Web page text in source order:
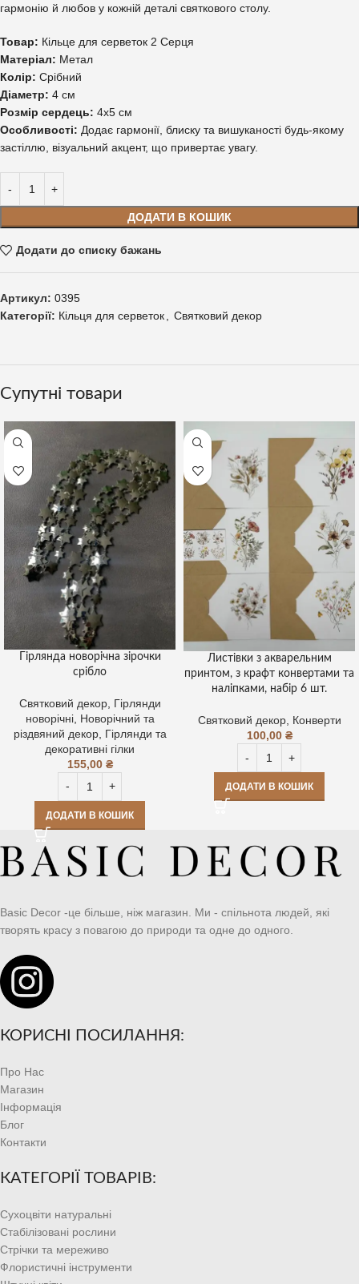
гармонію й любов у кожній деталі святкового столу.
Товар: Кільце для серветок 2 Серця
Матеріал: Метал
Колір: Срібний
Діаметр: 4 см
Розмір сердець: 4х5 см
Особливості: Додає гармонії, блиску та вишуканості будь-якому
застіллю, візуальний акцент, що привертає увагу.
ДОДАТИ В КОШИК
Додати до списку бажань
Артикул: 0395
Категорії: Кільця для серветок Святковий декор
Супутні товари
Гірлянда новорічна зірочки
срібло
Святковий декор, Гірлянди
новорічні, Новорічний та
різдвяний декор, Гірлянди та
декоративні гілки
155,00 ₴
ДОДАТИ В КОШИК
Листівки з акварельним
принтом, з крафт конвертами та
наліпками, набір 6 шт.
Святковий декор, Конверти
100,00 ₴
ДОДАТИ В КОШИК
Basic Decor -це більше, ніж магазин. Ми - спільнота людей, які
творять красу з повагою до природи та одне до одного.
КОРИСНІ ПОСИЛАННЯ:
Про Нас
Магазин
Інформація
Блог
Контакти
КАТЕГОРІЇ ТОВАРІВ:
Сухоцвіти натуральні
Стабілізовані рослини
Стрічки та мереживо
Флористичні інструменти